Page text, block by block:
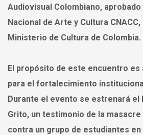
Audiovisual Colombiano,
Nacional de Arte y Cultura
Ministerio de Cultura de Colombia.
El propósito de este encuentro
para el fortalecimiento
Durante el evento se estrenará el
Grito, un testimonio de la
contra un grupo de estudiantes en